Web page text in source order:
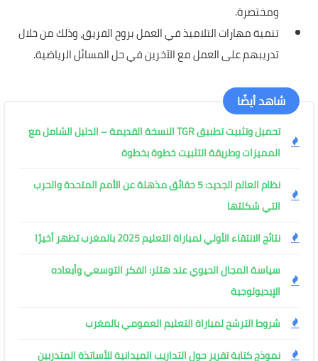
ومختصرة.
تنمية مهارات التلاميذ في العمل بروح الفريق، وذلك من خلال
تدريبهم على العمل مع الآخرين في حل المسائل الرياضية.
شاهد أيضًا
تحميل وتثبيت تطبيق TGR النسخة القديمة – الدليل الشامل مع
المميزات وطريقة التثبيت خطوة بخطوة
نظام العالم الجديد: 5 حقائق مذهلة عن الأمم المتحدة والحرب
التي شكلتها
نتائج الانتقاء الأولي لمباراة التعليم 2025 بالمغرب تظهر أخيرًا
سياسة المجال الحيوي عند هتلر: الفكر التوسعي وأبعاده
الإيديولوجية
شروط الترشح لمباراة التعليم العمومي بالمغرب
نموذج كتابة تقرير حول التداريب الميدانية للأساتذة المتدربين